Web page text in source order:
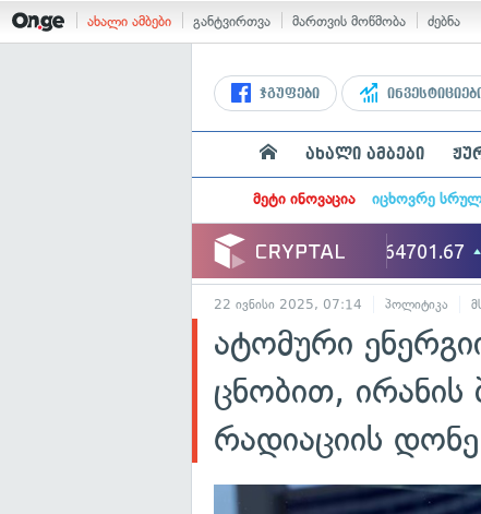
ახალი ამბები განტვირთვა მართვის მოწმობა ძებნა
ჯგუფები
ახალი ამბები
მეტი ინოვაცია იცხოვრე
22 ივნისი 2025, 07:14 პოლიტიკა
ატომური
ცნობით, ირანის
რადიაციის